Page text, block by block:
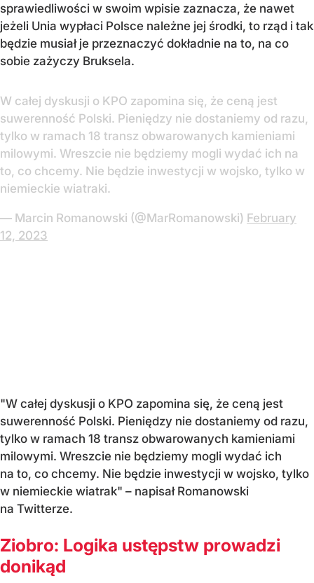
sprawiedliwości w swoim wpisie zaznacza, że nawet
jeżeli Unia wypłaci Polsce należne jej środki, to rząd i tak
będzie musiał je przeznaczyć dokładnie na to, na co
sobie zażyczy Bruksela.
W całej dyskusji o KPO zapomina się, że ceną jest
suwerenność Polski. Pieniędzy nie dostaniemy od razu,
tylko w ramach 18 transz obwarowanych kamieniami
milowymi. Wreszcie nie będziemy mogli wydać ich na
to, co chcemy. Nie będzie inwestycji w wojsko, tylko w
niemieckie wiatraki.
— Marcin Romanowski (@MarRomanowski) February
12, 2023
"W całej dyskusji o KPO zapomina się, że ceną jest
suwerenność Polski. Pieniędzy nie dostaniemy od razu,
tylko w ramach 18 transz obwarowanych kamieniami
milowymi. Wreszcie nie będziemy mogli wydać ich
na to, co chcemy. Nie będzie inwestycji w wojsko, tylko
w niemieckie wiatrak" – napisał Romanowski
na Twitterze.
Ziobro: Logika ustępstw prowadzi
donikąd